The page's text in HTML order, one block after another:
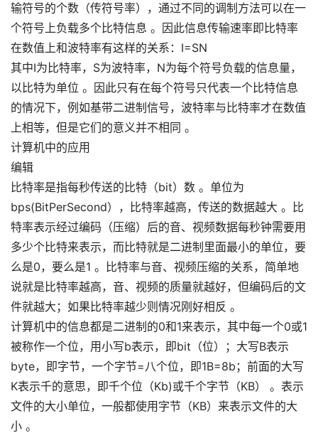
输符号的个数（传符号率），通过不同的调制方法可以在一
个符号上负载多个比特信息 。因此信息传输速率即比特率
在数值上和波特率有这样的关系：I=SN
其中I为比特率，S为波特率，N为每个符号负载的信息量，
以比特为单位 。因此只有在每个符号只代表一个比特信息
的情况下，例如基带二进制信号，波特率与比特率才在数值
上相等，但是它们的意义并不相同 。
计算机中的应用
编辑
比特率是指每秒传送的比特（bit）数 。单位为
bps(BitPerSecond），比特率越高，传送的数据越大 。比
特率表示经过编码（压缩）后的音、视频数据每秒钟需要用
多少个比特来表示，而比特就是二进制里面最小的单位，要
么是0，要么是1 。比特率与音、视频压缩的关系，简单地
说就是比特率越高，音、视频的质量就越好，但编码后的文
件就越大；如果比特率越少则情况刚好相反 。
计算机中的信息都是二进制的0和1来表示，其中每一个0或1
被称作一个位，用小写b表示，即bit（位）；大写B表示
byte，即字节，一个字节=八个位，即1B=8b；前面的大写
K表示千的意思，即千个位（Kb)或千个字节（KB） 。表示
文件的大小单位，一般都使用字节（KB）来表示文件的大
小 。